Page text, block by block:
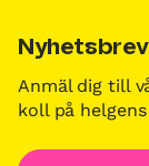
Anmäl dig till
koll på